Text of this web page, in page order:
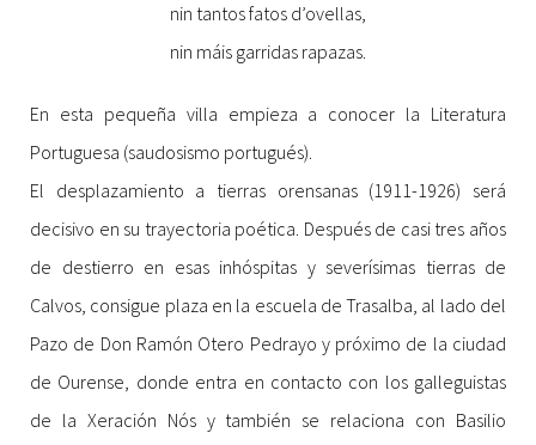
nin tantos fatos d’ovellas,
nin máis garridas rapazas.
En esta pequeña villa empieza a conocer la Literatura
Portuguesa (saudosismo portugués).
El desplazamiento a tierras orensanas (1911-1926) será
decisivo en su trayectoria poética. Después de casi tres años
de destierro en esas inhóspitas y severísimas tierras de
Calvos, consigue plaza en la escuela de Trasalba, al lado del
Pazo de Don Ramón Otero Pedrayo y próximo de la ciudad
de Ourense, donde entra en contacto con los galleguistas
de la Xeración Nós y también se relaciona con Basilio